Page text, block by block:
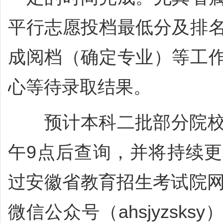
平行志愿投档最低分及排
成阅档（确定专业）等工
心等待录取结果。
预计本科二批部分院校
午9点后查询，并将持续
过安徽省教育招生考试院
微信公众号（ahsjyzsksy